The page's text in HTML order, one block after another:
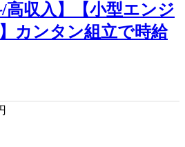
/高収入】【小型エンジ
カンタン組立で時給